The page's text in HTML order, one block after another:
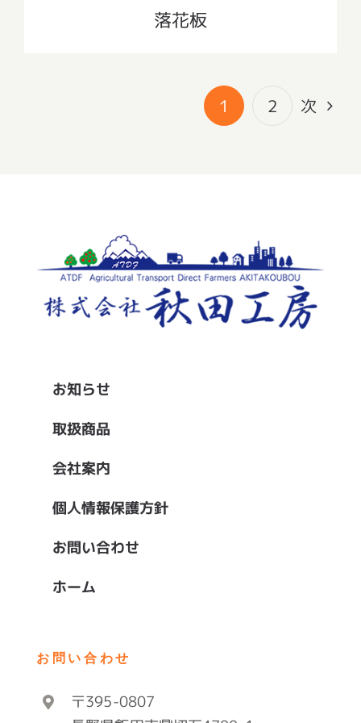
落花板
1 2 次
お知らせ
取扱商品
会社案内
個人情報保護方針
お問い合わせ
ホーム
お問い合わせ
〒395-0807